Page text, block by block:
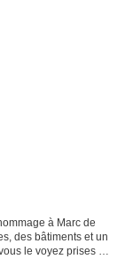
à Marc de
des bâtiments et un
le voyez prises de